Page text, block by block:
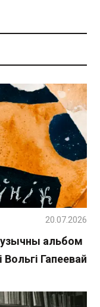
альбом
Гапеевай
20.07.2026